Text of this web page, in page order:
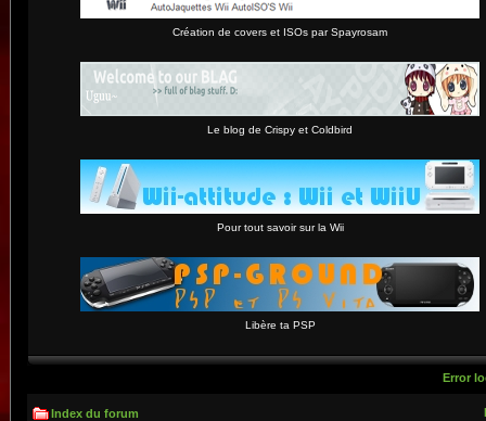
Création de covers et ISOs par Spayrosam
Le blog de Crispy et Coldbird
Pour tout savoir sur la Wii
Libère ta PSP
Error
Index du forum